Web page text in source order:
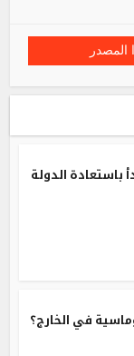
المصدر
باستعادة الدولة